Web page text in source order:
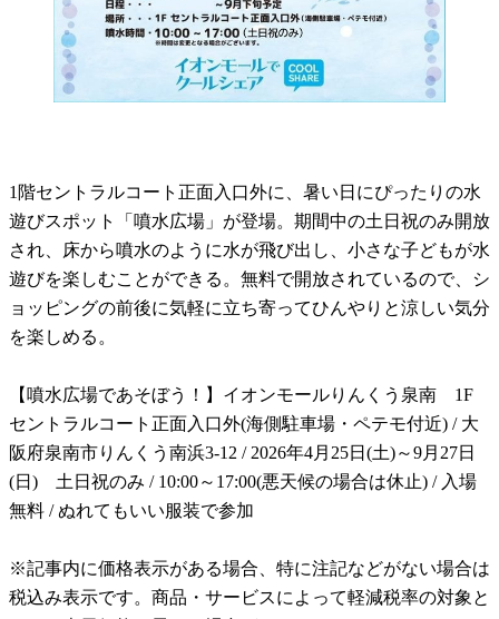
1階セントラルコート正面入口外に、暑い日にぴったりの水
遊びスポット「噴水広場」が登場。期間中の土日祝のみ開放
され、床から噴水のように水が飛び出し、小さな子どもが水
遊びを楽しむことができる。無料で開放されているので、シ
ョッピングの前後に気軽に立ち寄ってひんやりと涼しい気分
を楽しめる。
【噴水広場であそぼう！】イオンモールりんくう泉南 1F
セントラルコート正面入口外(海側駐車場・ペテモ付近) / 大
阪府泉南市りんくう南浜3-12 / 2026年4月25日(土)～9月27日
(日) 土日祝のみ / 10:00～17:00(悪天候の場合は休止) / 入場
無料 / ぬれてもいい服装で参加
※記事内に価格表示がある場合、特に注記などがない場合は
税込み表示です。商品・サービスによって軽減税率の対象と